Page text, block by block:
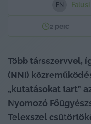
FN
2 perc
Több társszervvel,
(NNI)
„kutatásokat tart”
Nyomozó
Telexszel